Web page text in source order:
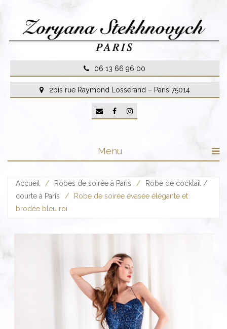
content
06 13 66 96 00
2bis rue Raymond Losserand – Paris 75014
Menu
Accueil / Robes de soirée à Paris /
Robe de cocktail /
courte à Paris
/
Robe de soirée évasée élégante et
brodée bleu roi